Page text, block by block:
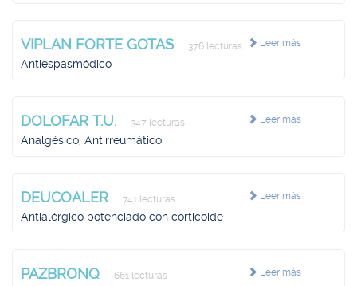
Leer más
VIPLAN FORTE GOTAS 376 lecturas
Antiespasmódico
Leer más
DOLOFAR T.U. 347 lecturas
Analgésico, Antirreumático
Leer más
DEUCOALER 741 lecturas
Antialérgico potenciado con corticoide
Leer más
PAZBRONQ 661 lecturas